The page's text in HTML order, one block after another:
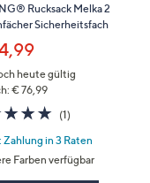
Rucksack Melka 2
Sicherheitsfach
heute gültig
€ 76,99
5.0
von
5
(1)1
Zahlung in 3 Raten
Farben verfügbar